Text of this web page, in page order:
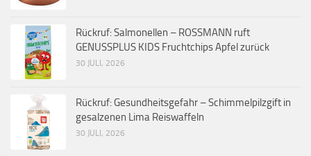
Rückruf: Salmonellen – ROSSMANN ruft
GENUSSPLUS KIDS Fruchtchips Apfel zurück
30 JULI, 2026
Rückruf: Gesundheitsgefahr – Schimmelpilzgift in
gesalzenen Lima Reiswaffeln
30 JULI, 2026